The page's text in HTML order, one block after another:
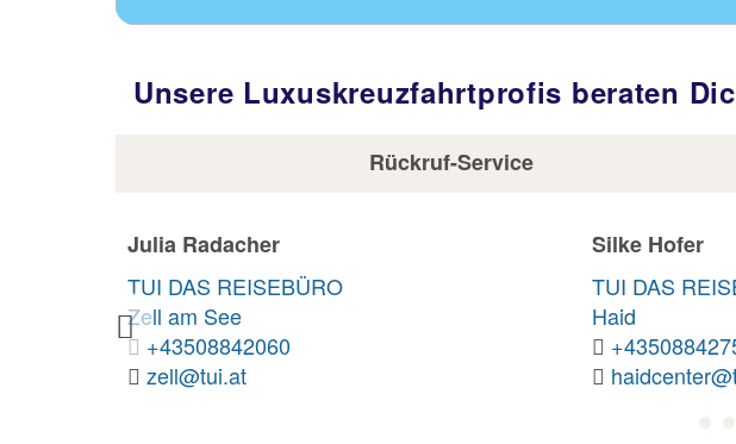
Unsere Luxuskreuzfahrtprofis beraten
Rückruf-Service
Previous
Silke Hofer
TUI DAS REISEBÜRO
Haid
+43508842750
haidcenter@tui.at
TUI